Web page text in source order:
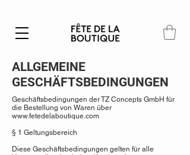
ALLGEMEINE
GESCHÄFTSBEDINGUNGEN
Geschäftsbedingungen der TZ Concepts GmbH für
die Bestellung von Waren über
www.fetedelaboutique.com
§ 1 Geltungsbereich
Diese Geschäftsbedingungen gelten für alle